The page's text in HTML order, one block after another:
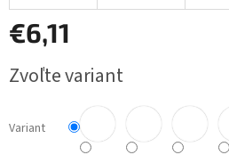
€6,11
cena:
Zvoľte variant
Variant